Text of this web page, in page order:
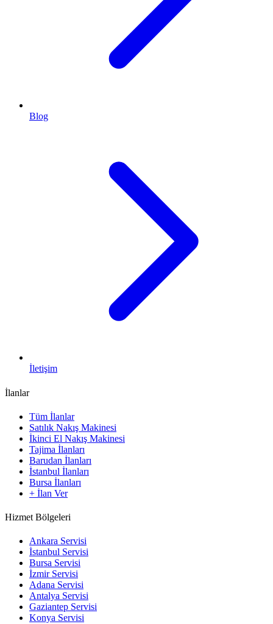
Blog
İletişim
İlanlar
Tüm İlanlar
Satılık Nakış Makinesi
İkinci El Nakış Makinesi
Tajima İlanları
Barudan İlanları
İstanbul İlanları
Bursa İlanları
+ İlan Ver
Hizmet Bölgeleri
Ankara Servisi
İstanbul Servisi
Bursa Servisi
İzmir Servisi
Adana Servisi
Antalya Servisi
Gaziantep Servisi
Konya Servisi